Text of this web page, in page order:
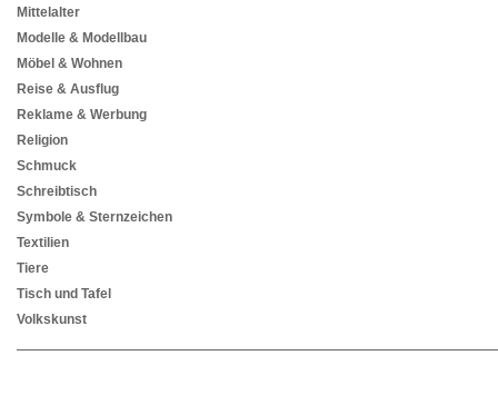
Mittelalter
Modelle & Modellbau
Möbel & Wohnen
Reise & Ausflug
Reklame & Werbung
Religion
Schmuck
Schreibtisch
Symbole & Sternzeichen
Textilien
Tiere
Tisch und Tafel
Volkskunst